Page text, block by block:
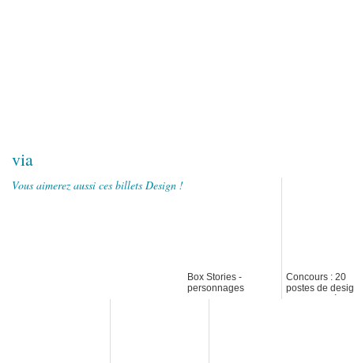
via
Vous aimerez aussi ces billets Design !
Box Stories -
personnages
miniatures
Concours : 20
postes de